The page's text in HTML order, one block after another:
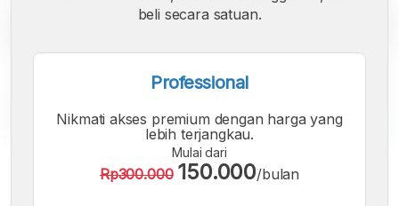
Font
A
Font
A
Font
beli secara satuan.
Professional
Nikmati akses premium dengan harga yang
lebih terjangkau.
Mulai dari
Rp300.000 150.000/bulan